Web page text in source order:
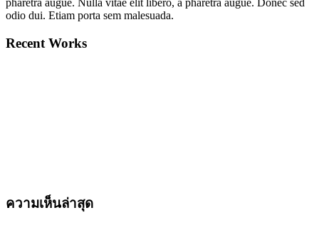
odio dui. Etiam porta sem malesuada.
Recent Works
ความเห็นล่าสุด